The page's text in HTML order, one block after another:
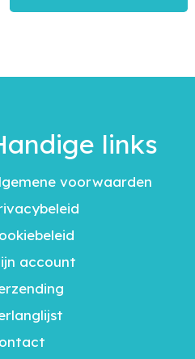
links
voorwaarden
account